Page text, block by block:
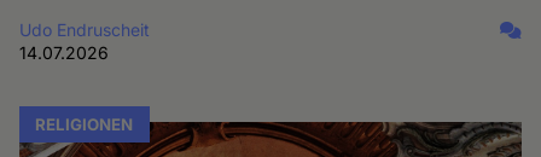
Udo Endruscheit
14.07.2026
RELIGIONEN